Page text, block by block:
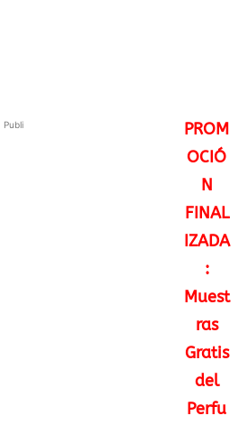
Publi
PROM
OCIÓ
N
FINAL
IZADA
:
Muest
ras
Gratis
del
Perfu